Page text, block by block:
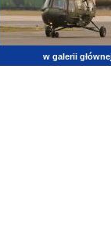
w galerii